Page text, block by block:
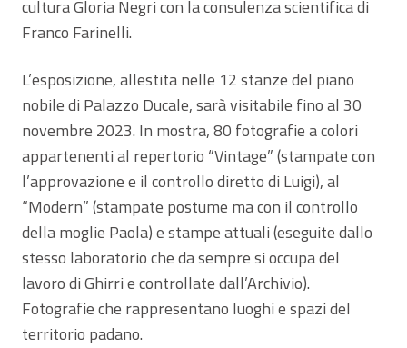
cultura Gloria Negri con la consulenza scientifica di
Franco Farinelli.
L’esposizione, allestita nelle 12 stanze del piano
nobile di Palazzo Ducale, sarà visitabile fino al 30
novembre 2023. In mostra, 80 fotografie a colori
appartenenti al repertorio “Vintage” (stampate con
l’approvazione e il controllo diretto di Luigi), al
“Modern” (stampate postume ma con il controllo
della moglie Paola) e stampe attuali (eseguite dallo
stesso laboratorio che da sempre si occupa del
lavoro di Ghirri e controllate dall’Archivio).
Fotografie che rappresentano luoghi e spazi del
territorio padano.